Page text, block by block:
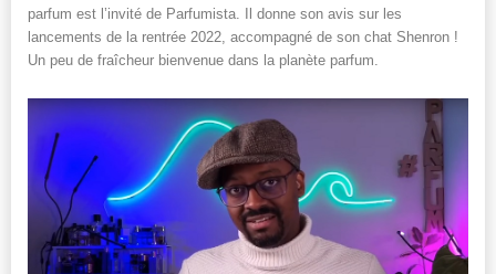
parfum est l’invité de Parfumista. Il donne son avis sur les
lancements de la rentrée 2022, accompagné de son chat Shenron !
Un peu de fraîcheur bienvenue dans la planète parfum.